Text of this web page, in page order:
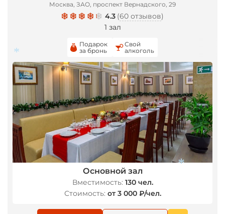
Москва, ЗАО, проспект Вернадского, 29
4.3 (60 отзывов)
1 зал
Подарок
за бронь
Свой
алкоголь
Основной зал
Вместимость: 130 чел.
Стоимость: от 3 000 ₽/чел.
*